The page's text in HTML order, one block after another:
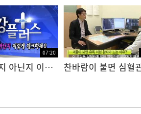
07:20
뇌졸중인지 아닌지 이렇게 체크하세요